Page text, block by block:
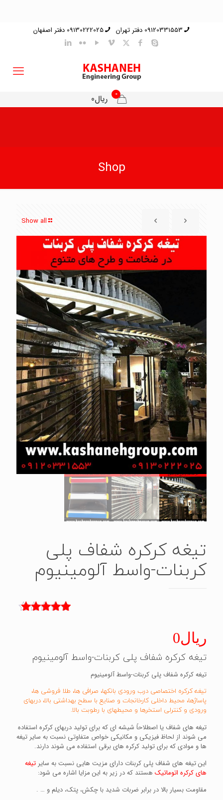
09120331553 دفتر تهران 09130222025 دفتر اصفهان
0 ریال0
Shop
Show all
تیغه کرکره شفاف پلی
کربنات-واسط آلومینیوم
ریال0
تیغه کرکره شفاف پلی کربنات-واسط آلومینیوم
تیغه کرکره شفاف پلی کربنات-واسط آلومینیوم
تیغه کرکره اختصاصی درب ورودی بانکها، صرافی ها، طلا فروشی ها،
پاساژها، محیط داخلی کارخانجات و صنایع با سطح بهداشتی بالا، دربهای
ورودی و کنترلی استخرها و محیطهای با رطوبت بالا.
تیغه های شفاف یا اصطلاحاً شیشه ای که برای تولید دربهای کرکره استفاده
می شوند از لحاظ فیزیکی و مکانیکی خواص متفاوتی نسبت به سایر تیغه
ها و موادی که برای تولید کرکره های برقی استفاده می شوند دارند.
این تیغه های شفاف پلی کربنات دارای مزیت هایی نسبت به سایرتیغه
های کرکره اتوماتیک هستند که در زیر به این مزایا اشاره می شود:
مقاومت بسیار بالا در برابر ضربات شدید با چکش، پتک، دیلم و … .